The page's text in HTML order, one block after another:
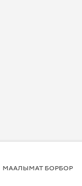
МААЛЫМАТ БОРБОР